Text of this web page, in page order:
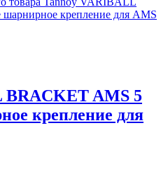
BRACKET AMS 5
крепление для